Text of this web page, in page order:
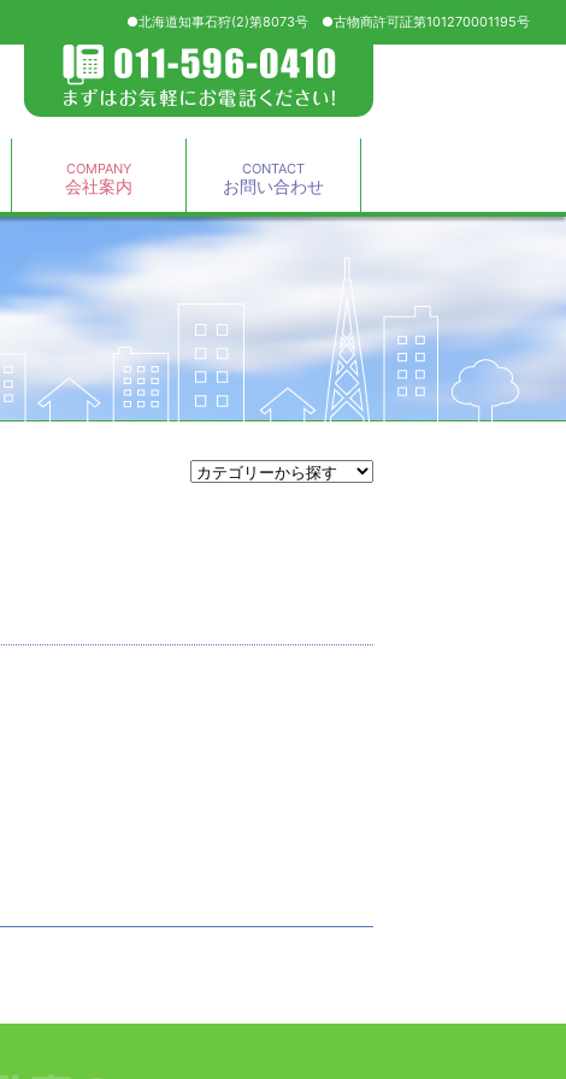
●北海道知事石狩(2)第8073号 ●古物商許可証第101270001195号
COMPANY
会社案内
CONTACT
お問い合わせ